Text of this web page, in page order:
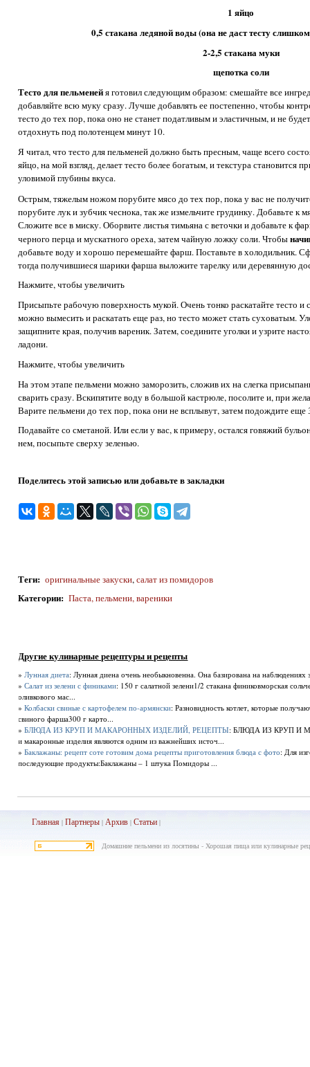
1 яйцо
0,5 стакана ледяной воды (она не даст тесту
2-2,5 стакана муки
щепотка соли
Тесто для пельменейя готовил следующим образом: смешайте все
добавляйте всю муку сразу. Лучше добавлять ее постепенно, чтобы
тесто до тех пор, пока оно не станет податливым и эластичным, и не
отдохнуть под полотенцем минут 10.
Я читал, что тесто для пельменей должно быть пресным, чаще всего
яйцо, на мой взгляд, делает тесто более богатым, и текстура становится
уловимой глубины вкуса.
Острым, тяжелым ножом порубите мясо до тех пор, пока у вас не
порубите лук и зубчик чеснока, так же измельчите грудинку. Добавьте к
Сложите все в миску. Оборвите листья тимьяна с веточки и добавьте к
черного перца и мускатного ореха, затем чайную ложку соли. Чтобы
добавьте воду и хорошо перемешайте фарш. Поставьте в холодильник.
тогда получившиеся шарики фарша выложите тарелку или деревянную
Нажмите, чтобы увеличить
Присыпьте рабочую поверхность мукой. Очень тонко раскатайте тесто и
можно вымесить и раскатать еще раз, но тесто может стать суховатым.
защипните края, получив вареник. Затем, соедините уголки и узрите
ладони.
Нажмите, чтобы увеличить
На этом этапе пельмени можно заморозить, сложив их на слегка
сварить сразу. Вскипятите воду в большой кастрюле, посолите и, при
Варите пельмени до тех пор, пока они не всплывут, затем подождите
Подавайте со сметаной. Или если у вас, к примеру, остался говяжий
нем, посыпьте сверху зеленью.
Поделитесь этой записью или добавьте в закладки
Теги: оригинальные закуски,салат из помидоров
Категории: Паста, пельмени, вареники
Другие кулинарные рецептуры и рецепты
»Лунная диета: Лунная диена очень необыкновенна. Она базирована на наблюдениях
»Салат из зелени с финиками: 150 г салатной зелени1/2 стакана финиковморская
оливкового мас...
»Колбаски свиные с картофелем по-армянски: Разновидность котлет, которые
свиного фарша300 г карто...
»БЛЮДА ИЗ КРУП И МАКАРОННЫХ ИЗДЕЛИЙ, РЕЦЕПТЫ: БЛЮДА ИЗ КРУП И
и макаронные изделия являются одним из важнейших источ...
»Баклажаны: рецепт соте готовим дома рецепты приготовления блюда с фото: Для
последующие продукты:Баклажаны – 1 штука Помидоры ...
Главная |Партнеры |Архив |Статьи |
Домашние пельмени из лосятины - Хорошая пища или кулинарные